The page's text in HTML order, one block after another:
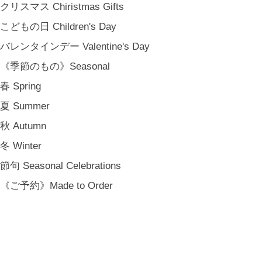
クリスマス Chiristmas Gifts
こどもの日 Children's Day
バレンタインデー Valentine's Day
《季節のもの》Seasonal
春 Spring
夏 Summer
秋 Autumn
冬 Winter
節句 Seasonal Celebrations
《ご予約》Made to Order